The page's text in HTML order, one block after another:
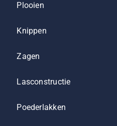
Plooien
Knippen
Zagen
Lasconstructie
Poederlakken